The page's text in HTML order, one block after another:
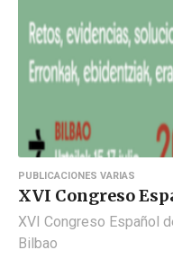
PUBLICACIONES VARIAS
XVI Congreso
XVI Congreso Español
Bilbao